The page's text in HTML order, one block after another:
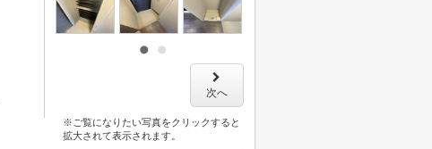
次へ
※ご覧になりたい写真をクリックすると
拡大されて表示されます。